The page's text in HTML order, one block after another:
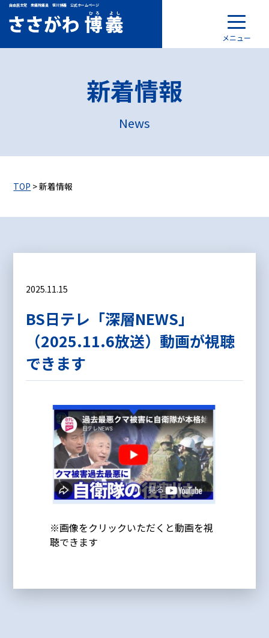
自由民主党 衆議院議員 笹川博義 公式ホームページ
メニュー
新着情報
News
TOP > 新着情報
2025.11.15
BS日テレ「深層NEWS」
（2025.11.6放送）動画が視聴
できます
※画像をクリックいただくと動画を視
聴できます